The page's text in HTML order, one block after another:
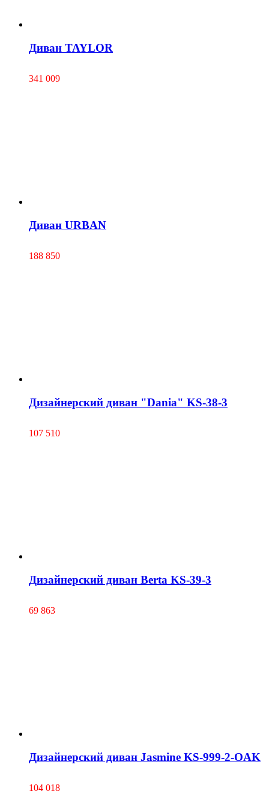
Диван TAYLOR
341 009
Диван URBAN
188 850
Дизайнерский диван "Dania" KS-38-3
107 510
Дизайнерский диван Berta KS-39-3
69 863
Дизайнерский диван Jasmine KS-999-2-OAK
104 018